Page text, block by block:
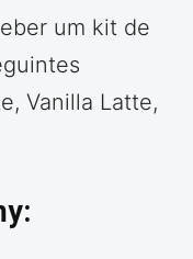
um kit de
Vanilla Latte,